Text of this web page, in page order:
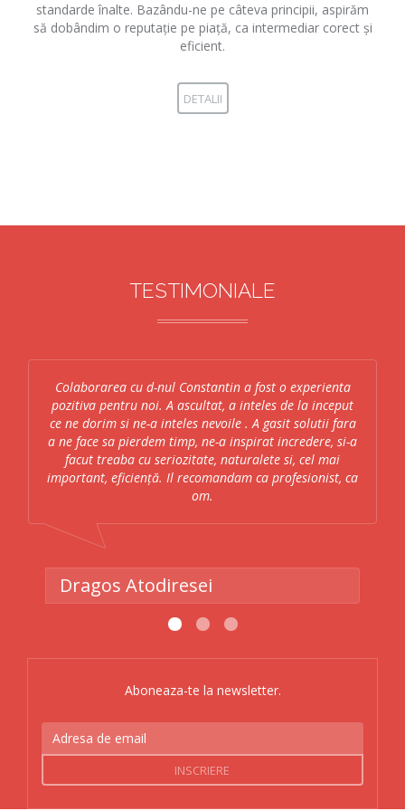
standarde înalte. Bazându-ne pe câteva principii, aspirăm
să dobândim o reputație pe piață, ca intermediar corect și
eficient.
DETALII
TESTIMONIALE
Colaborarea cu d-nul Constantin a fost o experienta
pozitiva pentru noi. A ascultat, a inteles de la inceput
ce ne dorim si ne-a inteles nevoile . A gasit solutii fara
a ne face sa pierdem timp, ne-a inspirat incredere, si-a
facut treaba cu seriozitate, naturalete si, cel mai
important, eficiență. Il recomandam ca profesionist, ca
om.
Dragos Atodiresei
Aboneaza-te la newsletter.
email
INSCRIERE